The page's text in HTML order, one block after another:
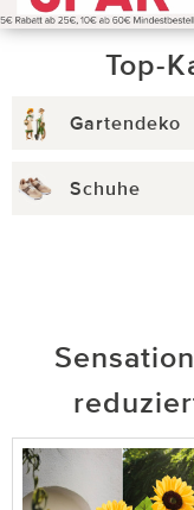
Top-
Gartendeko
Schuhe